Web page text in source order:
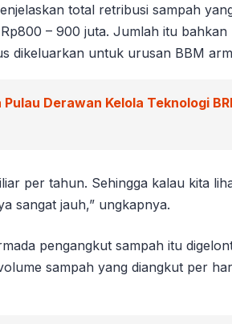
total retribusi sampah
– 900 juta. Jumlah itu bahkan
dikeluarkan untuk urusan BBM
Derawan Kelola Teknologi
per tahun. Sehingga kalau kita
sangat jauh,” ungkapnya.
pengangkut sampah itu
sampah yang diangkut per